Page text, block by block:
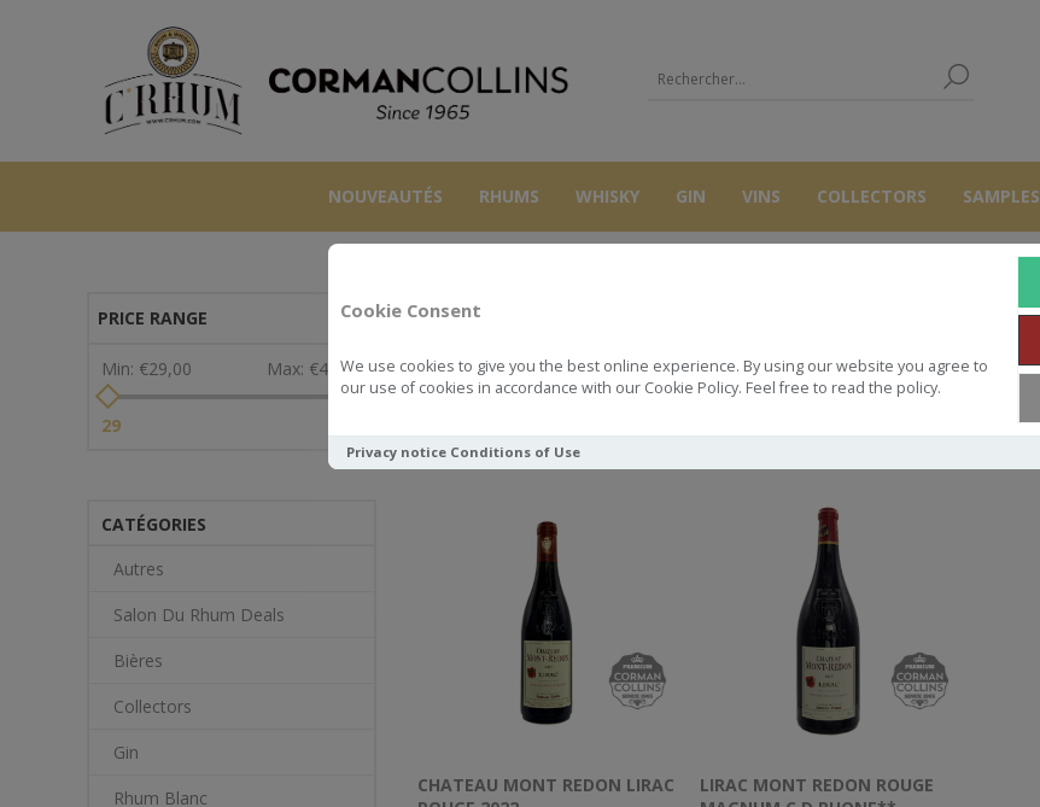
Cookie Consent
We use cookies to give you the best online experience. By using our website you agree to
our use of cookies in accordance with our Cookie Policy. Feel free to read the policy.
Privacy notice Conditions of Use
NOUVEAUTÉS RHUMS WHISKY GIN VINS COLLECTORS SAMPLES
LIRAC
CHATEAU MONT REDON LIRAC
LIRAC MONT REDON ROUGE
PRICE RANGE
Min: €29,00 Max: €41,00
29
CATÉGORIES
Autres
Salon Du Rhum Deals
Bières
Collectors
Gin
Rhum Blanc